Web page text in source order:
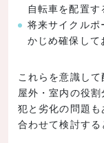
自転車を配置す
将来サイクルポ
かじめ確保して
これらを意識し
屋外・室内の役
犯と劣化の問題
合わせて検討する